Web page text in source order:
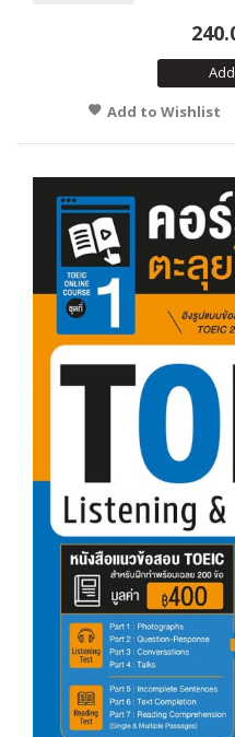
Add to Wishlist